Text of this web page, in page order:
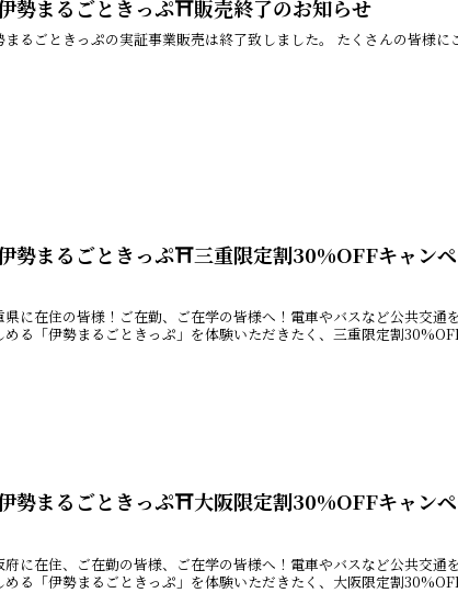
勢まるごときっぷ⛩販売終了のお知らせ
まるごときっぷの実証事業販売は終了致しました。 たくさんの皆様に
勢まるごときっぷ⛩三重限定割30%OFFキャン
県に在住の皆様！ご在勤、ご在学の皆様へ！電車やバスなど公共交
める「伊勢まるごときっぷ」を体験いただきたく、三重限定割
勢まるごときっぷ⛩大阪限定割30%OFFキャン
府に在住、ご在勤の皆様、ご在学の皆様へ！電車やバスなど公共交
める「伊勢まるごときっぷ」を体験いただきたく、大阪限定割